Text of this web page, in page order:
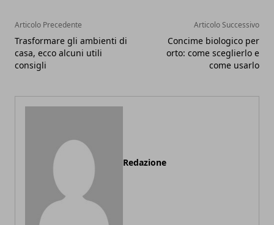
Articolo Precedente
Trasformare gli ambienti di
casa, ecco alcuni utili
consigli
Articolo Successivo
Concime biologico per
orto: come sceglierlo e
come usarlo
Redazione